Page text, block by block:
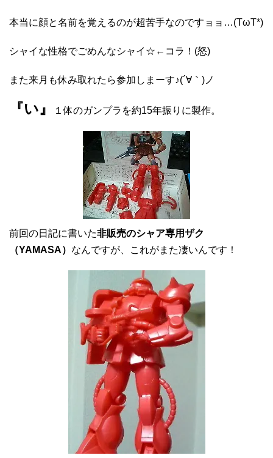
本当に顔と名前を覚えるのが超苦手なのですョョ…(TωT*)
シャイな性格でごめんなシャイ☆←コラ！(怒)
また来月も休み取れたら参加しまーす♪(´∀｀)ノ
『い』 １体のガンプラを約15年振りに製作。
前回の日記に書いた非販売のシャア専用ザク
（YAMASA） なんですが、これがまた凄いんです！